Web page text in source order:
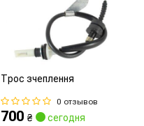
Трос зчеплення
0 отзывов
700 ₴ сегодня